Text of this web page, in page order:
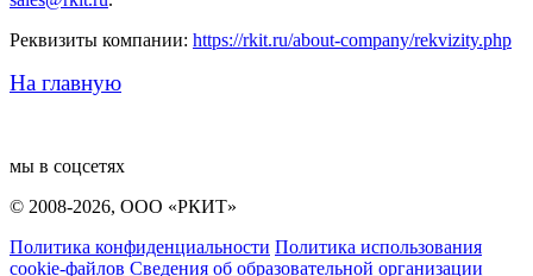
Реквизиты компании: https://rkit.ru/about-company/rekvizity.php
На главную
мы в соцсетях
© 2008-2026, ООО «РКИТ»
Политика конфиденциальности Политика использования
cookie-файлов Сведения об образовательной организации